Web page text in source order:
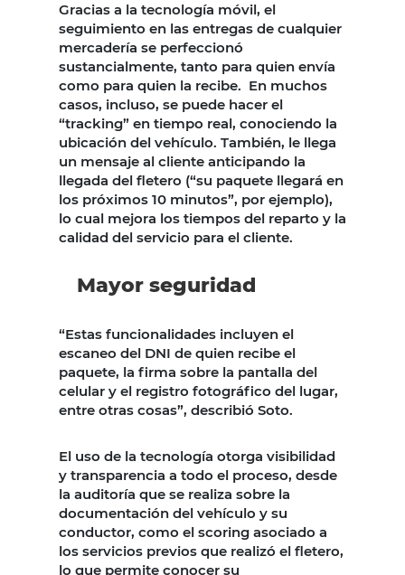
Gracias a la tecnología móvil, el
seguimiento en las entregas de cualquier
mercadería se perfeccionó
sustancialmente, tanto para quien envía
como para quien la recibe. En muchos
casos, incluso, se puede hacer el
“tracking” en tiempo real, conociendo la
ubicación del vehículo. También, le llega
un mensaje al cliente anticipando la
llegada del fletero (“su paquete llegará en
los próximos 10 minutos”, por ejemplo),
lo cual mejora los tiempos del reparto y la
calidad del servicio para el cliente.
Mayor seguridad
“Estas funcionalidades incluyen el
escaneo del DNI de quien recibe el
paquete, la firma sobre la pantalla del
celular y el registro fotográfico del lugar,
entre otras cosas”, describió Soto.
El uso de la tecnología otorga visibilidad
y transparencia a todo el proceso, desde
la auditoría que se realiza sobre la
documentación del vehículo y su
conductor, como el scoring asociado a
los servicios previos que realizó el fletero,
lo que permite conocer su